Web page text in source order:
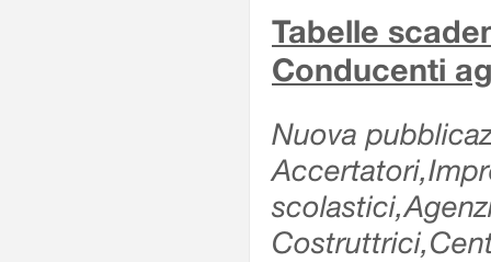
Tabelle
Conducenti
Nuova